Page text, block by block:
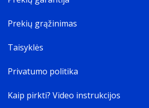
Prekių grąžinimas
Taisyklės
Privatumo politika
Kaip pirkti? Video instrukcijos